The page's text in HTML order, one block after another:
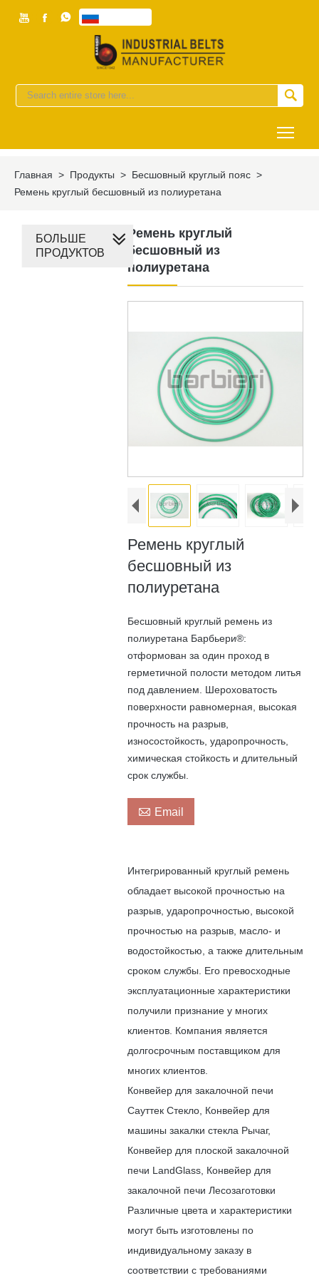
  

Главная > Продукты > Бесшовный круглый пояс >
Ремень круглый бесшовный из полиуретана
Ремень круглый
бесшовный из
полиуретана
Ремень круглый
бесшовный из
полиуретана
Бесшовный круглый ремень из
полиуретана Барбьери®:
отформован за один проход в
герметичной полости методом литья
под давлением. Шероховатость
поверхности равномерная, высокая
прочность на разрыв,
износостойкость, ударопрочность,
химическая стойкость и длительный
срок службы.
 Email
Интегрированный круглый ремень
обладает высокой прочностью на
разрыв, ударопрочностью, высокой
прочностью на разрыв, масло- и
водостойкостью, а также длительным
сроком службы. Его превосходные
эксплуатационные характеристики
получили признание у многих
клиентов. Компания является
долгосрочным поставщиком для
многих клиентов.
Конвейер для закалочной печи
Сауттек Стекло, Конвейер для
машины закалки стекла Рычаг,
Конвейер для плоской закалочной
печи LandGlass, Конвейер для
закалочной печи Лесозаготовки
Различные цвета и характеристики
могут быть изготовлены по
индивидуальному заказу в
соответствии с требованиями
БОЛЬШЕ
ПРОДУКТОВ